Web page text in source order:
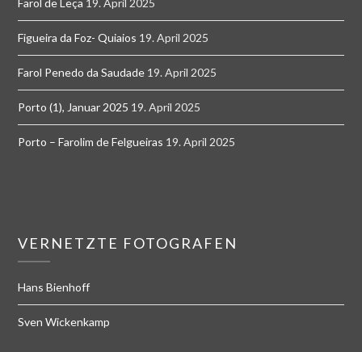
Farol de Leça 19. April 2025
Figueira da Foz- Quiaios 19. April 2025
Farol Penedo da Saudade 19. April 2025
Porto (1), Januar 2025 19. April 2025
Porto – Farolim de Felgueiras 19. April 2025
VERNETZTE FOTOGRAFEN
Hans Bienhoff
Sven Wickenkamp